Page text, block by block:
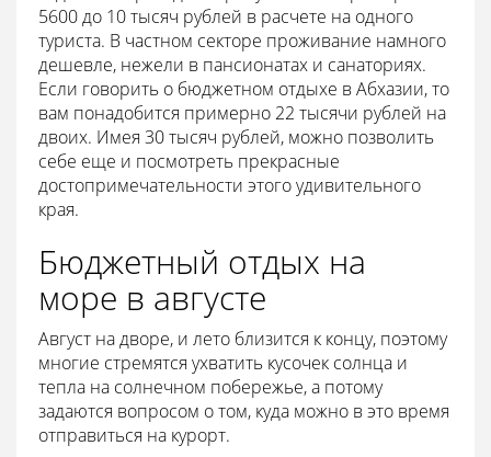
5600 до 10 тысяч рублей в расчете на одного
туриста. В частном секторе проживание намного
дешевле, нежели в пансионатах и санаториях.
Если говорить о бюджетном отдыхе в Абхазии, то
вам понадобится примерно 22 тысячи рублей на
двоих. Имея 30 тысяч рублей, можно позволить
себе еще и посмотреть прекрасные
достопримечательности этого удивительного
края.
Бюджетный отдых на
море в августе
Август на дворе, и лето близится к концу, поэтому
многие стремятся ухватить кусочек солнца и
тепла на солнечном побережье, а потому
задаются вопросом о том, куда можно в это время
отправиться на курорт.